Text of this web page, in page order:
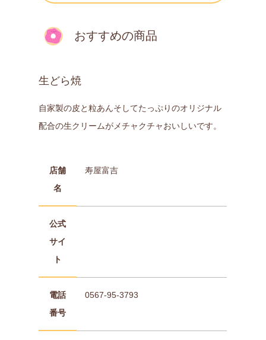
おすすめの商品
生どら焼
自家製の皮と粒あんそしてたっぷりのオリジナル
配合の生クリームがメチャクチャおいしいです。
店舗
名
寿屋富吉
公式
サイ
ト
電話
番号
0567-95-3793